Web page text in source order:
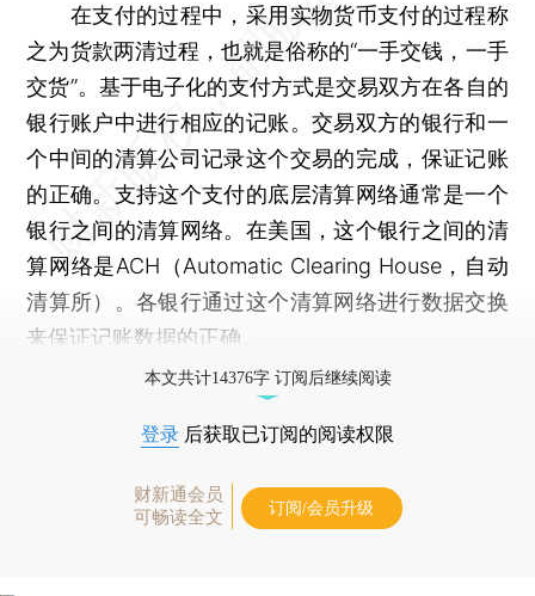
在支付的过程中，采用实物货币支付的过程称
之为货款两清过程，也就是俗称的“一手交钱，一手
交货”。基于电子化的支付方式是交易双方在各自的
银行账户中进行相应的记账。交易双方的银行和一
个中间的清算公司记录这个交易的完成，保证记账
的正确。支持这个支付的底层清算网络通常是一个
银行之间的清算网络。在美国，这个银行之间的清
算网络是ACH（Automatic Clearing House，自动
清算所）。各银行通过这个清算网络进行数据交换
来保证记账数据的正确。
本文共计14376字 订阅后继续阅读
登录 后获取已订阅的阅读权限
财新通会员
可畅读全文
订阅/会员升级